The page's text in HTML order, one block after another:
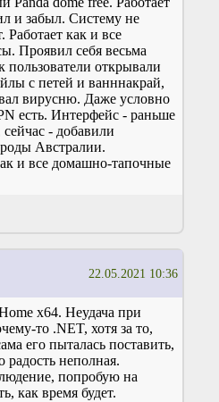
и забыл. Систему не
Работает как и все
Проявил себя весьма
пользователи открывали
с петей и ванннакрай,
вирусню. Даже условно
есть. Интерфейс - раньше
- добавили
Австралии.
и все домашно-тапочные
22.05.2021 10:36
x64. Неудача при
то .NET, хотя за то,
его пыталась поставить,
радость неполная.
попробую на
как время будет.